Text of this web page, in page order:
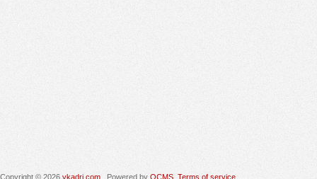
Copyright © 2026 vkadri.com . Powered by QCMS Terms of service.